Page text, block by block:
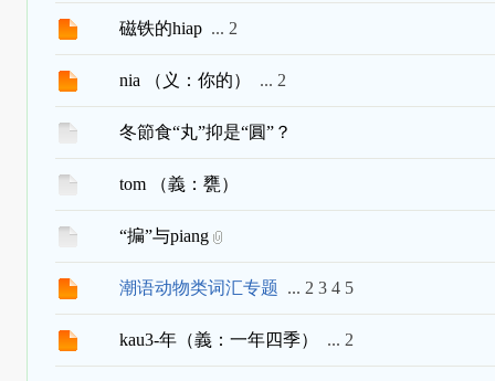
磁铁的hiap ... 2
nia （义：你的） ... 2
冬節食“丸”抑是“圓”？
tom （義：甕）
“揙”与piang
潮语动物类词汇专题 ... 2 3 4 5
kau3-年（義：一年四季） ... 2